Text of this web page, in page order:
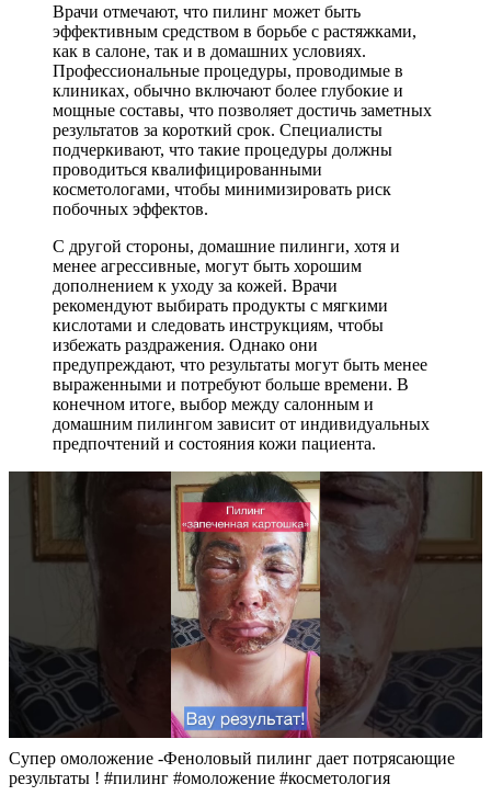
Врачи отмечают, что пилинг может быть
эффективным средством в борьбе с растяжками,
как в салоне, так и в домашних условиях.
Профессиональные процедуры, проводимые в
клиниках, обычно включают более глубокие и
мощные составы, что позволяет достичь заметных
результатов за короткий срок. Специалисты
подчеркивают, что такие процедуры должны
проводиться квалифицированными
косметологами, чтобы минимизировать риск
побочных эффектов.
С другой стороны, домашние пилинги, хотя и
менее агрессивные, могут быть хорошим
дополнением к уходу за кожей. Врачи
рекомендуют выбирать продукты с мягкими
кислотами и следовать инструкциям, чтобы
избежать раздражения. Однако они
предупреждают, что результаты могут быть менее
выраженными и потребуют больше времени. В
конечном итоге, выбор между салонным и
домашним пилингом зависит от индивидуальных
предпочтений и состояния кожи пациента.
Супер омоложение -Феноловый пилинг дает потрясающие
результаты ! #пилинг #омоложение #косметология